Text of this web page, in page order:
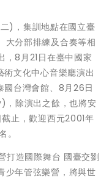
)，集訓地點在國立臺
大分部排練及合奏等相
，8月21日在臺中國家
文化中心音樂廳演出
國台灣會館、8月26日
除演出之餘，也將安
止，歡迎西元2001年
。
打造國際舞台 國臺交劉
少年管弦樂營，將與世